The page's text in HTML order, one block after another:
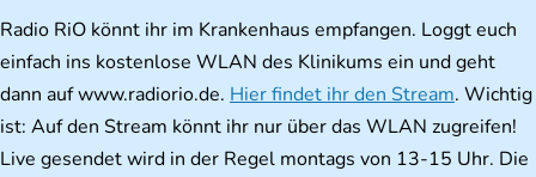
Radio RiO könnt ihr im Krankenhaus empfangen. Loggt euch
einfach ins kostenlose WLAN des Klinikums ein und geht
dann auf www.radiorio.de. Hier findet ihr den Stream. Wichtig
ist: Auf den Stream könnt ihr nur über das WLAN zugreifen!
Live gesendet wird in der Regel montags von 13-15 Uhr. Die